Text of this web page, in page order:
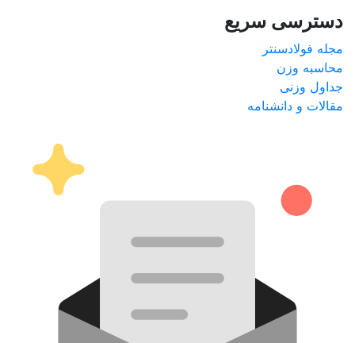
دسترسی سریع
مجله فولادسنتر
محاسبه وزن
جداول وزنی
مقالات و دانشنامه